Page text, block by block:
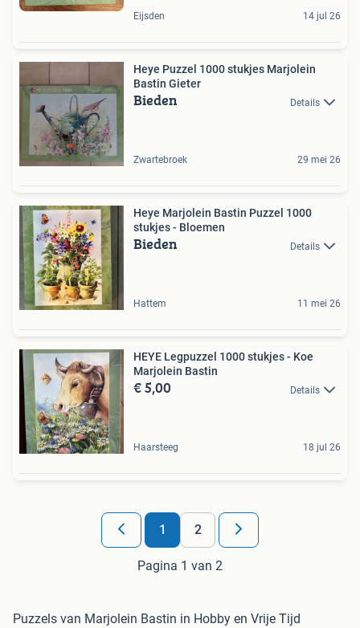
Eijsden 14 jul 26
Heye Puzzel 1000 stukjes Marjolein
Bastin Gieter
Bieden Details
Zwartebroek 29 mei 26
Heye Marjolein Bastin Puzzel 1000
stukjes - Bloemen
Bieden Details
Hattem 11 mei 26
HEYE Legpuzzel 1000 stukjes - Koe
Marjolein Bastin
€ 5,00 Details
Haarsteeg 18 jul 26
1 2
Pagina 1 van 2
Puzzels van Marjolein Bastin in Hobby en Vrije Tijd